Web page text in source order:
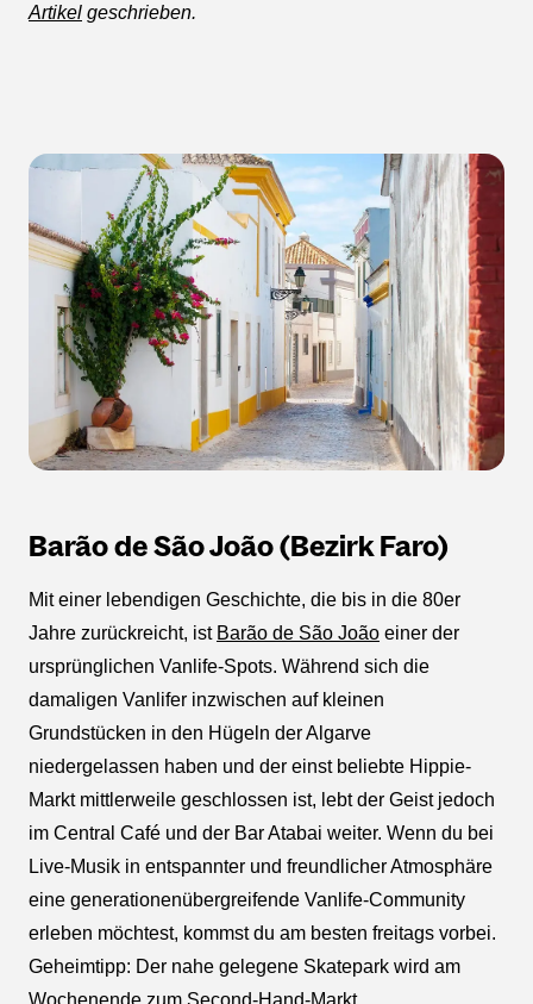
Artikel geschrieben.
Barão de São João (Bezirk Faro)
Mit einer lebendigen Geschichte, die bis in die 80er
Jahre zurückreicht, ist Barão de São João einer der
ursprünglichen Vanlife-Spots. Während sich die
damaligen Vanlifer inzwischen auf kleinen
Grundstücken in den Hügeln der Algarve
niedergelassen haben und der einst beliebte Hippie-
Markt mittlerweile geschlossen ist, lebt der Geist jedoch
im Central Café und der Bar Atabai weiter. Wenn du bei
Live-Musik in entspannter und freundlicher Atmosphäre
eine generationenübergreifende Vanlife-Community
erleben möchtest, kommst du am besten freitags vorbei.
Geheimtipp: Der nahe gelegene Skatepark wird am